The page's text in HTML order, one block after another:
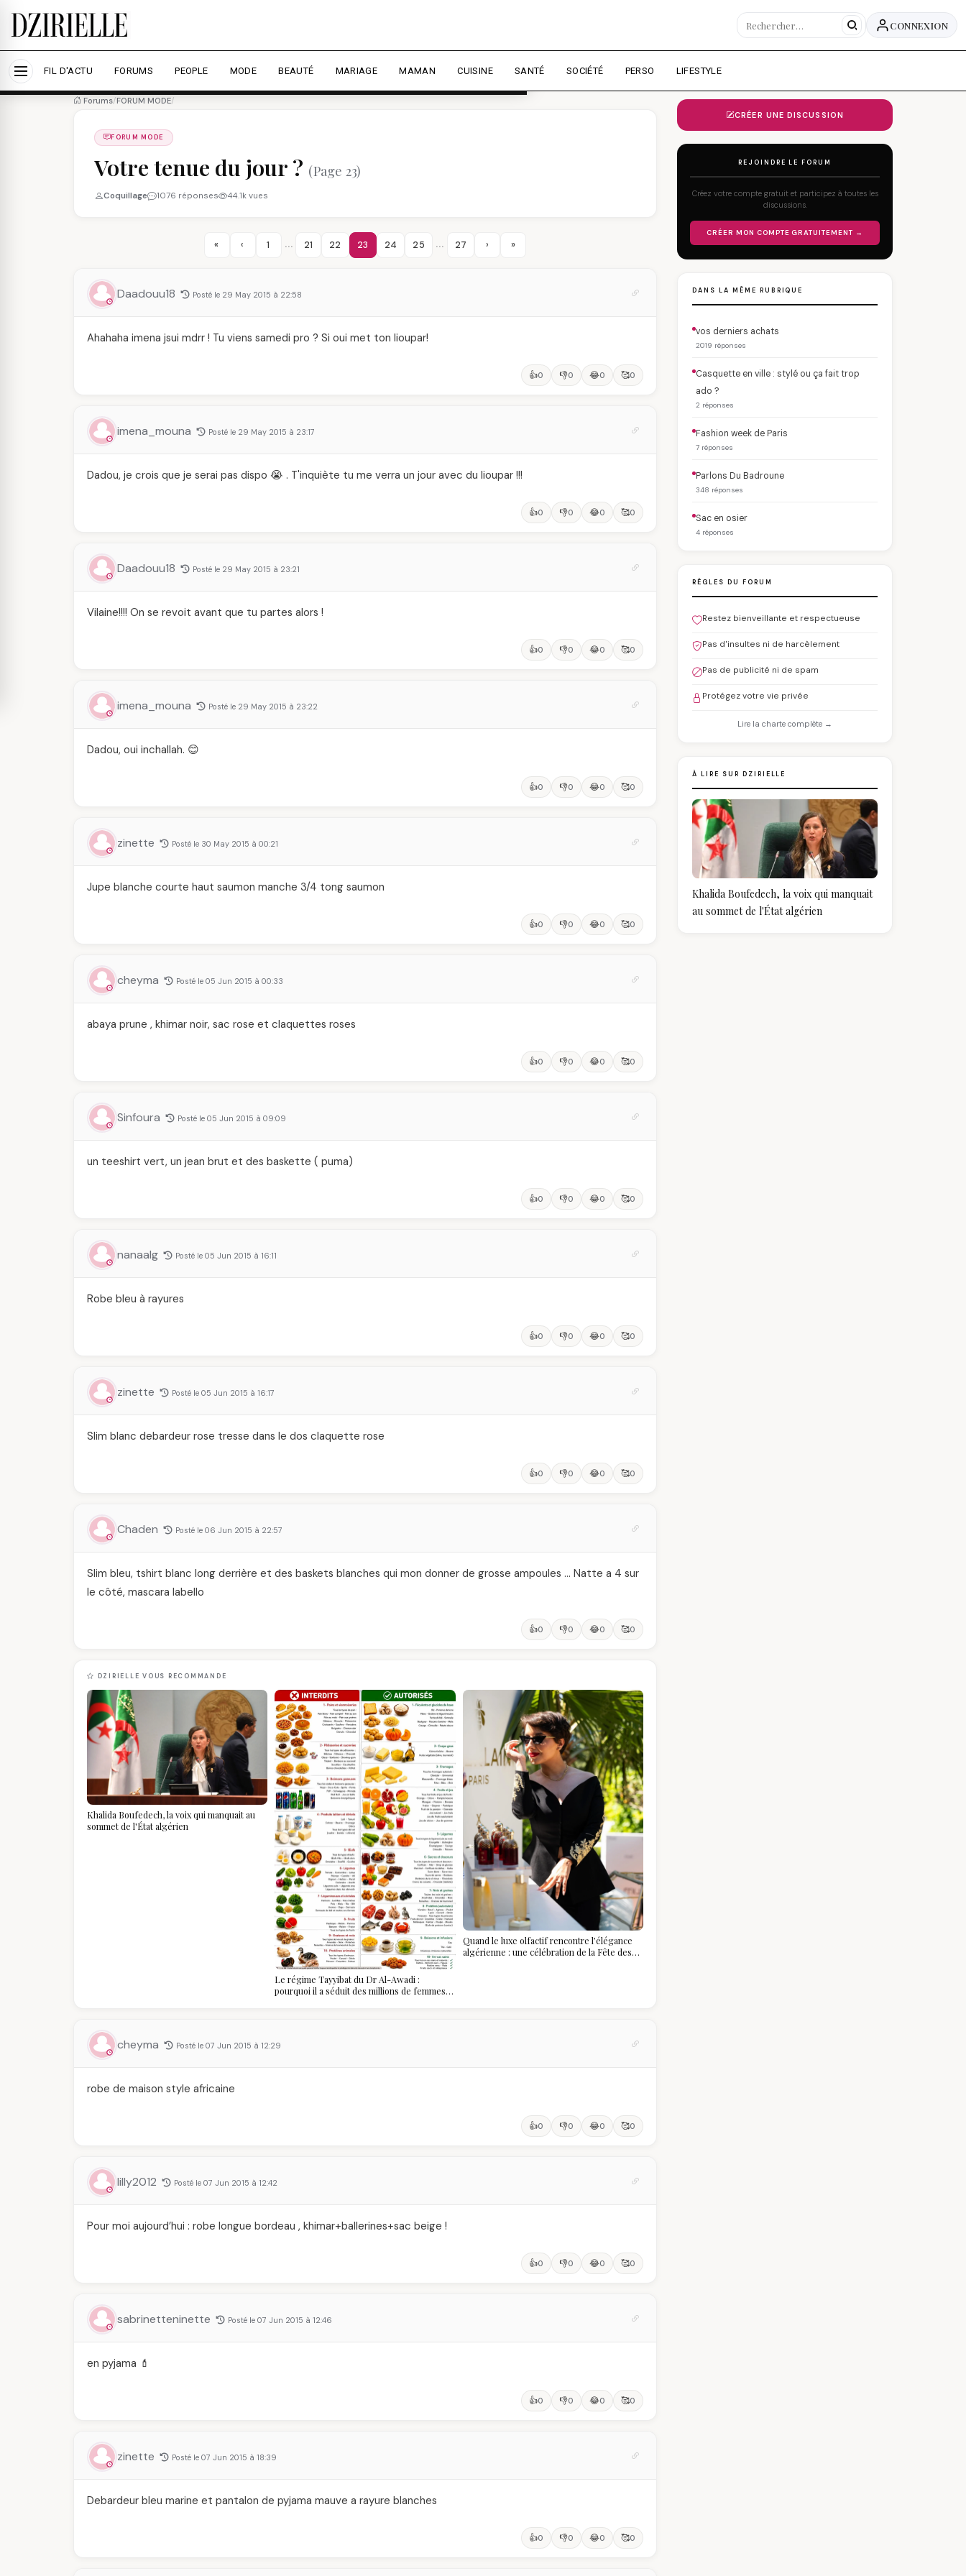
Nous utilisons des cookies pour améliorer votre expérience et mesurer l'audience.
Accepter tout Personnaliser
CONNEXION
FIL D'ACTU FORUMS PEOPLE MODE BEAUTÉ MARIAGE MAMAN CUISINE SANTÉ SOCIÉTÉ PERSO LIFESTYLE
Forums/FORUM MODE/
FORUM MODE
Votre tenue du jour ? (Page 23)
Coquillage 1076 réponses 44.1k vues
« ‹ 1 … 21 22 23 24 25 … 27 › »
Daadouu18 Posté le 29 May 2015 à 22:58
Ahahaha imena jsui mdrr ! Tu viens samedi pro ? Si oui met ton lioupar!
👍0 👎0 😂0 🥰0
imena_mouna Posté le 29 May 2015 à 23:17
Dadou, je crois que je serai pas dispo 😭 . T'inquiète tu me verra un jour avec du lioupar !!!
👍0 👎0 😂0 🥰0
Daadouu18 Posté le 29 May 2015 à 23:21
Vilaine!!!! On se revoit avant que tu partes alors !
👍0 👎0 😂0 🥰0
imena_mouna Posté le 29 May 2015 à 23:22
Dadou, oui inchallah. 😊
👍0 👎0 😂0 🥰0
zinette Posté le 30 May 2015 à 00:21
Jupe blanche courte haut saumon manche 3/4 tong saumon
👍0 👎0 😂0 🥰0
cheyma Posté le 05 Jun 2015 à 00:33
abaya prune , khimar noir, sac rose et claquettes roses
👍0 👎0 😂0 🥰0
Sinfoura Posté le 05 Jun 2015 à 09:09
un teeshirt vert, un jean brut et des baskette ( puma)
👍0 👎0 😂0 🥰0
nanaalg Posté le 05 Jun 2015 à 16:11
Robe bleu à rayures
👍0 👎0 😂0 🥰0
zinette Posté le 05 Jun 2015 à 16:17
Slim blanc debardeur rose tresse dans le dos claquette rose
👍0 👎0 😂0 🥰0
Chaden Posté le 06 Jun 2015 à 22:57
Slim bleu, tshirt blanc long derrière et des baskets blanches qui mon donner de grosse ampoules … Natte a 4 sur
le côté, mascara labello
👍0 👎0 😂0 🥰0
DZIRIELLE VOUS RECOMMANDE
Khalida Boufedech, la voix qui manquait au
sommet de l'État algérien
Le régime Tayyibat du Dr Al-Awadi :
pourquoi il a séduit des millions de femmes
Quand le luxe olfactif rencontre l’élégance
algérienne : une célébration de la Fête des
cheyma Posté le 07 Jun 2015 à 12:29
robe de maison style africaine
👍0 👎0 😂0 🥰0
lilly2012 Posté le 07 Jun 2015 à 12:42
Pour moi aujourd’hui : robe longue bordeau , khimar+ballerines+sac beige !
👍0 👎0 😂0 🥰0
sabrinetteninette Posté le 07 Jun 2015 à 12:46
en pyjama 💄
👍0 👎0 😂0 🥰0
zinette Posté le 07 Jun 2015 à 18:39
Debardeur bleu marine et pantalon de pyjama mauve a rayure blanches
👍0 👎0 😂0 🥰0
CRÉER UNE DISCUSSION
REJOINDRE LE FORUM
Créez votre compte gratuit et participez à toutes les
discussions.
CRÉER MON COMPTE GRATUITEMENT →
DANS LA MÊME RUBRIQUE
vos derniers achats
2019 réponses
Casquette en ville : stylé ou ça fait trop
ado ?
2 réponses
Fashion week de Paris
7 réponses
Parlons Du Badroune
348 réponses
Sac en osier
4 réponses
RÈGLES DU FORUM
Restez bienveillante et respectueuse
Pas d'insultes ni de harcèlement
Pas de publicité ni de spam
Protégez votre vie privée
Lire la charte complète →
À LIRE SUR DZIRIELLE
Khalida Boufedech, la voix qui manquait
au sommet de l'État algérien